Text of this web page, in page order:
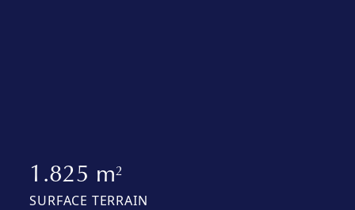
1.825 m2
SURFACE TERRAIN